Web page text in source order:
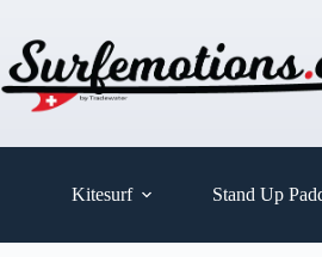
springen
Kitesurf Stand Up